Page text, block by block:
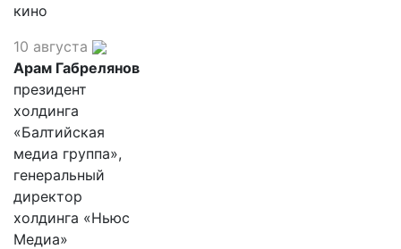
кино
10 августа
Арам Габрелянов
президент
холдинга
«Балтийская
медиа группа»,
генеральный
директор
холдинга «Ньюс
Медиа»